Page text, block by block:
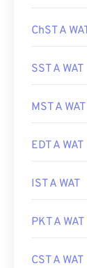
ChST A
SST A WAT
MST A WAT
EDT A WAT
IST A WAT
PKT A WAT
CST A WAT